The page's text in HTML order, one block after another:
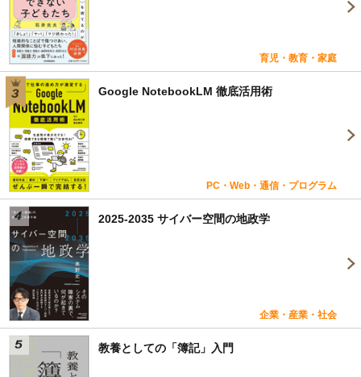
育児・教育・家庭
Google NotebookLM 徹底活用術
PC・Web・通信・プログラム
2025-2035 サイバー空間の地政学
企業・産業・社会
教養としての「簿記」入門